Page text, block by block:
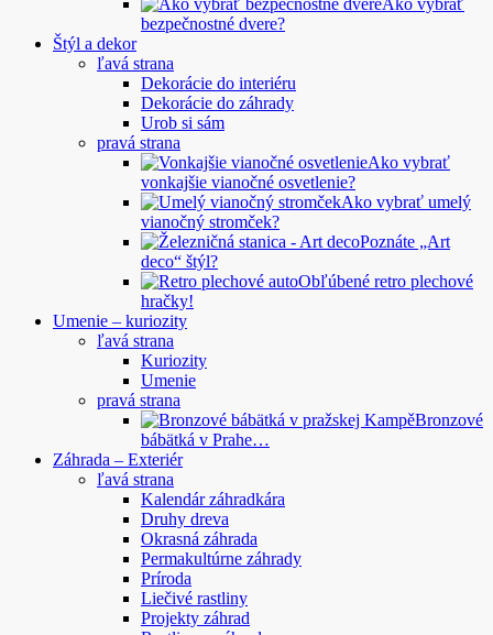
Ako vybrať
bezpečnostné dvere?
Štýl a dekor
ľavá strana
Dekorácie do interiéru
Dekorácie do záhrady
Urob si sám
pravá strana
Ako vybrať
vonkajšie vianočné osvetlenie?
Ako vybrať umelý
vianočný stromček?
Poznáte „Art
deco“ štýl?
Obľúbené retro plechové
hračky!
Umenie – kuriozity
ľavá strana
Kuriozity
Umenie
pravá strana
Bronzové
bábätká v Prahe…
Záhrada – Exteriér
ľavá strana
Kalendár záhradkára
Druhy dreva
Okrasná záhrada
Permakultúrne záhrady
Príroda
Liečivé rastliny
Projekty záhrad